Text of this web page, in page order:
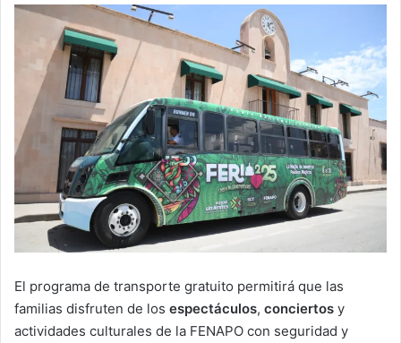
El programa de transporte gratuito permitirá que las
familias disfruten de los espectáculos, conciertos y
actividades culturales de la FENAPO con seguridad y